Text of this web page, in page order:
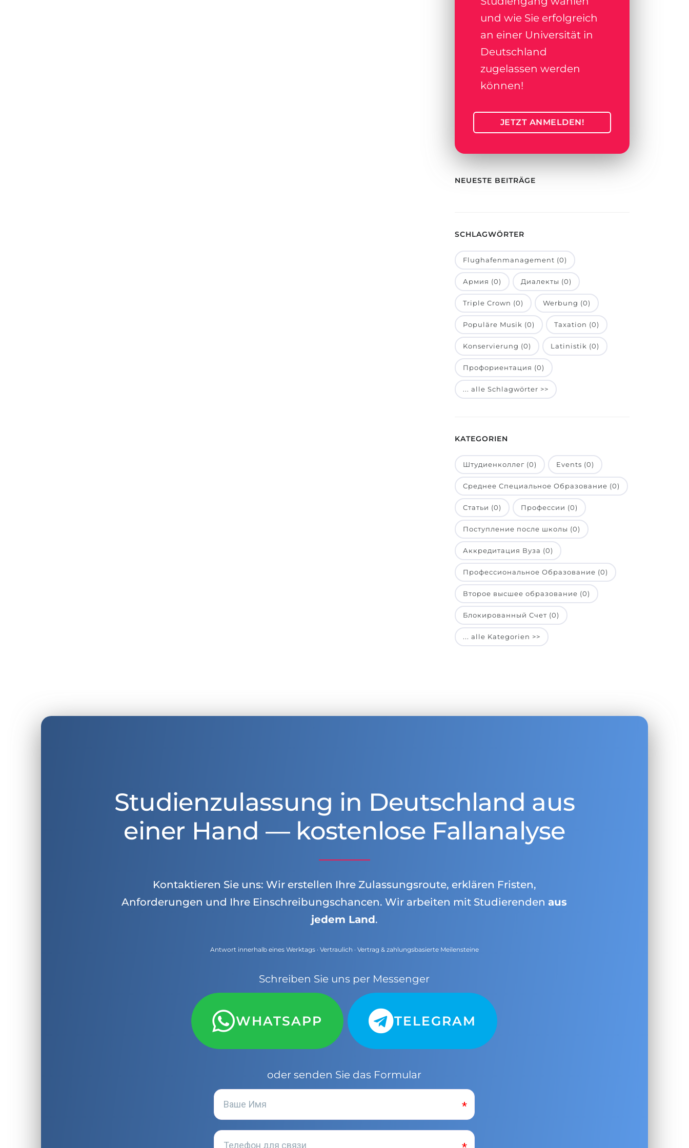
und wie Sie erfolgreich
an einer Universität in
Deutschland
zugelassen werden
können!
JETZT ANMELDEN!
NEUESTE BEITRÄGE
SCHLAGWÖRTER
Flughafenmanagement (0)
Армия (0) Диалекты (0)
Triple Crown (0) Werbung (0)
Populäre Musik (0) Taxation (0)
Konservierung (0) Latinistik (0)
Профориентация (0)
... alle Schlagwörter >>
KATEGORIEN
Штудиенколлег (0) Events (0)
Среднее Специальное Образование (0)
Статьи (0) Профессии (0)
Поступление после школы (0)
Аккредитация Вуза (0)
Профессиональное Образование (0)
Второе высшее образование (0)
Блокированный Счет (0)
... alle Kategorien >>
Studienzulassung in Deutschland aus
einer Hand — kostenlose Fallanalyse
Kontaktieren Sie uns: Wir erstellen Ihre Zulassungsroute, erklären Fristen,
Anforderungen und Ihre Einschreibungschancen. Wir arbeiten mit Studierendenaus
jedem Land.
Antwort innerhalb eines Werktags · Vertraulich · Vertrag & zahlungsbasierte Meilensteine
Schreiben Sie uns per Messenger
WHATSAPP TELEGRAM
oder senden Sie das Formular